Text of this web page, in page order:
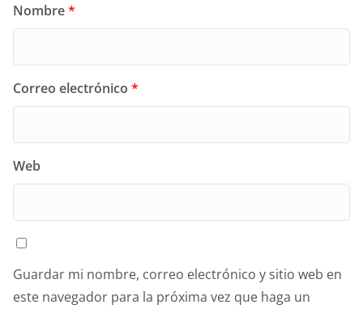
Nombre*
Correo electrónico *
Web
Guardar mi nombre, correo electrónico y sitio web en
este navegador para la próxima vez que haga un